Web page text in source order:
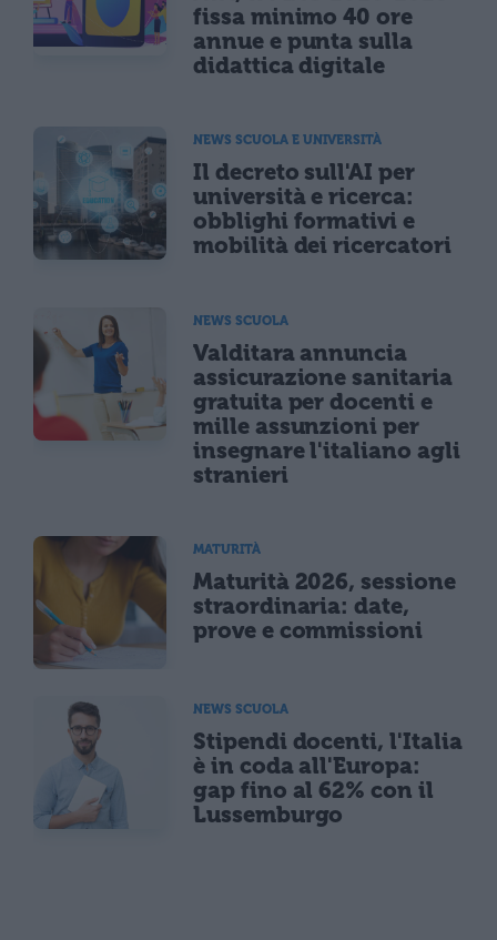
fissa minimo 40 ore
annue e punta sulla
didattica digitale
NEWS SCUOLA E UNIVERSITÀ
Il decreto sull'AI per
università e ricerca:
obblighi formativi e
mobilità dei ricercatori
NEWS SCUOLA
Valditara annuncia
assicurazione sanitaria
gratuita per docenti e
mille assunzioni per
insegnare l'italiano agli
stranieri
MATURITÀ
Maturità 2026, sessione
straordinaria: date,
prove e commissioni
NEWS SCUOLA
Stipendi docenti, l'Italia
è in coda all'Europa:
gap fino al 62% con il
Lussemburgo